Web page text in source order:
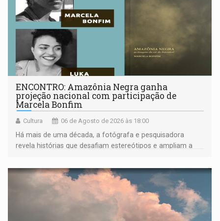
ENCONTRO: Amazônia Negra ganha
projeção nacional com participação de
Marcela Bonfim
Cultura 06 de Agosto de 2026 às 18:00
Há mais de uma década, a fotógrafa e pesquisadora
revela histórias que desafiam estereótipos e ampliam a
negras